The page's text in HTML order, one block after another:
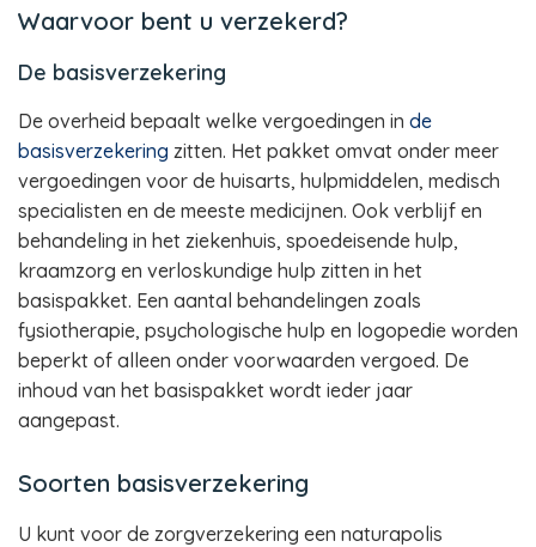
Waarvoor bent u verzekerd?
De basisverzekering
De overheid bepaalt welke vergoedingen in de
basisverzekering zitten. Het pakket omvat onder meer
vergoedingen voor de huisarts, hulpmiddelen, medisch
specialisten en de meeste medicijnen. Ook verblijf en
behandeling in het ziekenhuis, spoedeisende hulp,
kraamzorg en verloskundige hulp zitten in het
basispakket. Een aantal behandelingen zoals
fysiotherapie, psychologische hulp en logopedie worden
beperkt of alleen onder voorwaarden vergoed. De
inhoud van het basispakket wordt ieder jaar
aangepast.
Soorten basisverzekering
U kunt voor de zorgverzekering een naturapolis